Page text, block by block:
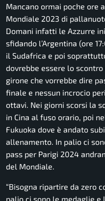
Mancano ormai poche ore
Mondiale 2023 di
Domani infatti le Azzurre
sfidando l’Argentina (ore
il Sudafrica e poi
dovrebbe essere lo
girone che vorrebbe dire
finale e nessun incrocio
ottavi. Nei giorni scorsi la
in Cina al fuso orario, poi
Fukuoka dove è andato
allenamento. In palio ci
pass per Parigi 2024
del Mondiale.
“Bisogna ripartire da zero
palio ci sono le medaglie